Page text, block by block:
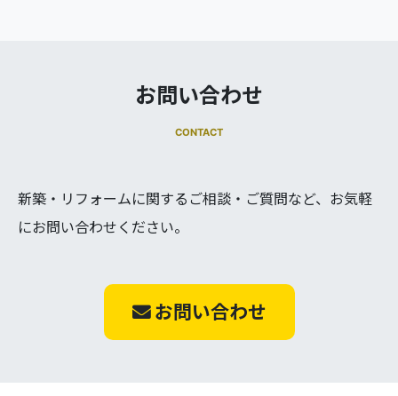
お問い合わせ
CONTACT
新築・リフォームに関するご相談・ご質問など、お気軽
にお問い合わせください。
お問い合わせ